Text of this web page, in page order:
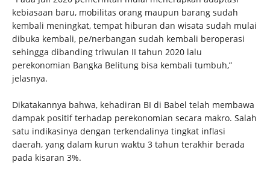
kebiasaan baru, mobilitas orang maupun barang sudah
kembali meningkat, tempat hiburan dan wisata sudah mulai
dibuka kembali, pe/nerbangan sudah kembali beroperasi
sehingga dibanding triwulan II tahun 2020 lalu
perekonomian Bangka Belitung bisa kembali tumbuh,”
jelasnya.
Dikatakannya bahwa, kehadiran BI di Babel telah membawa
dampak positif terhadap perekonomian secara makro. Salah
satu indikasinya dengan terkendalinya tingkat inflasi
daerah, yang dalam kurun waktu 3 tahun terakhir berada
pada kisaran 3%.